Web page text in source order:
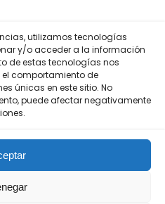
utilizamos tecnologías
y/o acceder a la información
de estas tecnologías nos
comportamiento de
únicas en este sitio. No
puede afectar negativamente
REDES